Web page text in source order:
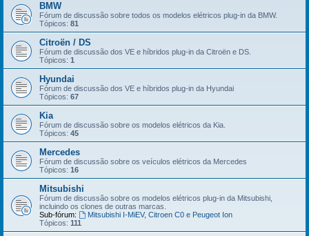
BMW
Fórum de discussão sobre todos os modelos elétricos plug-in da BMW.
Tópicos: 81
Citroën / DS
Fórum de discussão dos VE e híbridos plug-in da Citroën e DS.
Tópicos: 1
Hyundai
Fórum de discussão dos VE e híbridos plug-in da Hyundai
Tópicos: 67
Kia
Fórum de discussão sobre os modelos elétricos da Kia.
Tópicos: 45
Mercedes
Fórum de discussão sobre os veículos elétricos da Mercedes
Tópicos: 16
Mitsubishi
Fórum de discussão sobre os modelos elétricos plug-in da Mitsubishi,
incluindo os clones de outras marcas.
Sub-fórum:
Mitsubishi I-MiEV, Citroen C0 e Peugeot Ion
Tópicos: 111